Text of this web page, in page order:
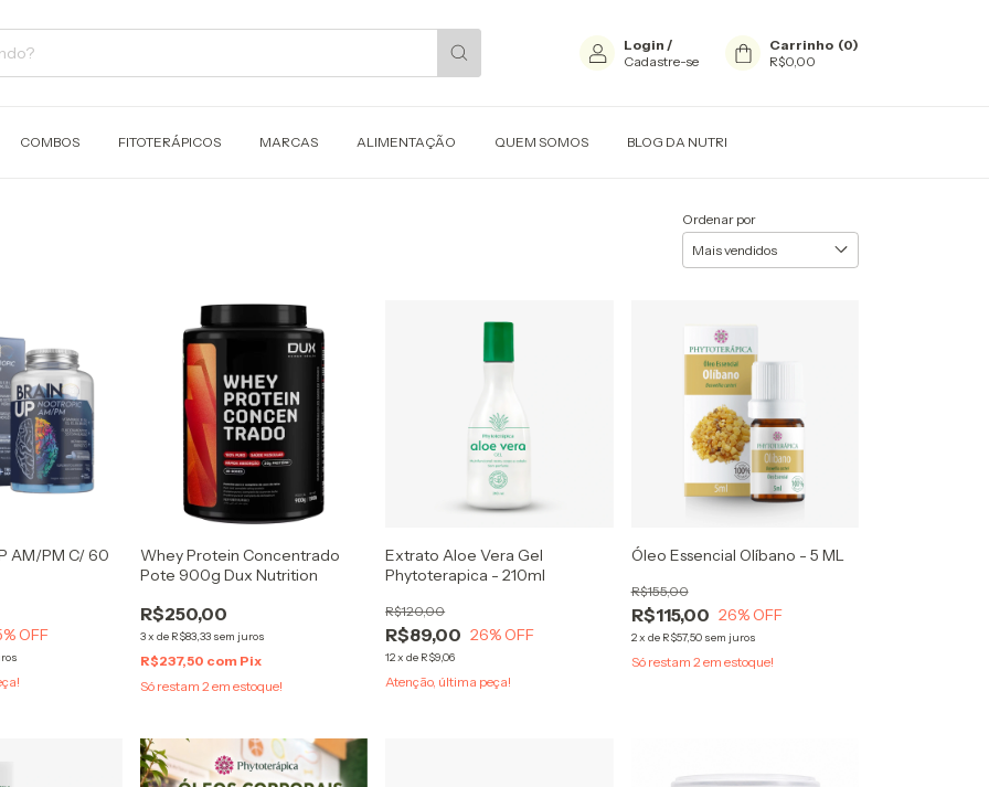
Login /
Cadastre-se
Carrinho (0)
R$0,00
COMBOS FITOTERÁPICOS MARCAS ALIMENTAÇÃO QUEM SOMOS BLOG DA NUTRI
Ordenar por
AM/PM C/ 60
% OFF
Whey Protein Concentrado
Pote 900g Dux Nutrition
R$250,00
3x de R$83,33 sem juros
R$237,50 com Pix
Só restam 2 em estoque!
Extrato Aloe Vera Gel
Phytoterapica - 210ml
R$89,00
R$120,00
26% OFF
12xde R$9,06
Atenção, última peça!
Óleo Essencial Olíbano - 5 ML
R$115,00
R$155,00
26% OFF
2x de R$57,50 sem juros
Só restam 2 em estoque!